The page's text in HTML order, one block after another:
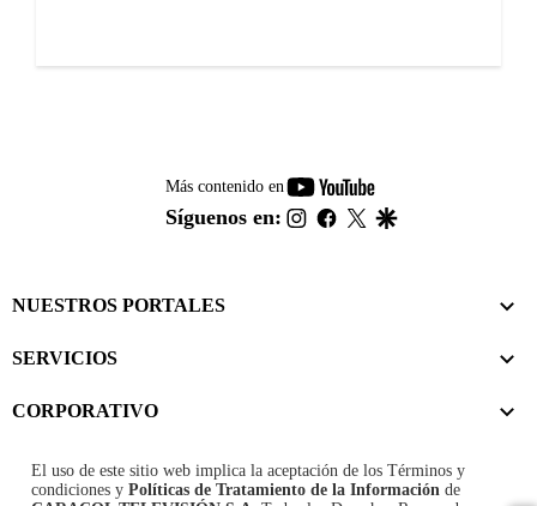
Más contenido en
youtube-
footer
Síguenos en: instagram
facebook
twitter
NUESTROS PORTALES
SERVICIOS
CORPORATIVO
El uso de este sitio web implica la aceptación de los Términos y
condiciones y Políticas de Tratamiento de la Información de